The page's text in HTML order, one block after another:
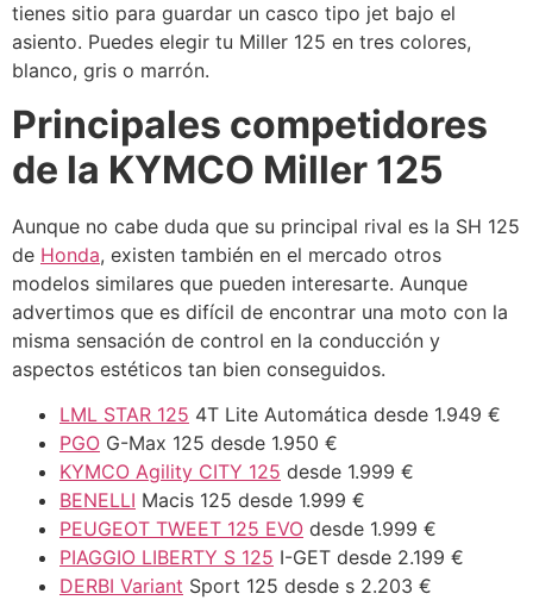
tienes sitio para guardar un casco tipo jet bajo el
asiento. Puedes elegir tu Miller 125 en tres colores,
blanco, gris o marrón.
Principales competidores
de la KYMCO Miller 125
Aunque no cabe duda que su principal rival es la SH 125
de Honda, existen también en el mercado otros
modelos similares que pueden interesarte. Aunque
advertimos que es difícil de encontrar una moto con la
misma sensación de control en la conducción y
aspectos estéticos tan bien conseguidos.
LML STAR 125 4T Lite Automática desde 1.949 €
PGO G-Max 125 desde 1.950 €
KYMCO Agility CITY 125 desde 1.999 €
BENELLI Macis 125 desde 1.999 €
PEUGEOT TWEET 125 EVO desde 1.999 €
PIAGGIO LIBERTY S 125 I-GET desde 2.199 €
DERBI Variant Sport 125 desde s 2.203 €